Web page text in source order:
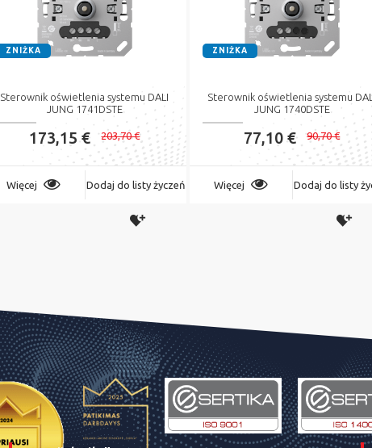
ZNIŻKA
Sterownik oświetlenia systemu DALI
JUNG 1741DSTE
173,15 € 203,70 €
Więcej Dodaj do listy życzeń
ZNIŻKA
Sterownik oświetlenia systemu
JUNG 1740DSTE
77,10 € 90,70 €
Więcej Dodaj do listy